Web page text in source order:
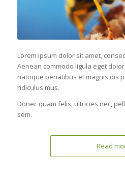
Lorem ipsum dolor sit amet,
Aenean commodo ligula eget
natoque penatibus et magnis dis
ridiculus mus.
Donec quam felis, ultricies nec,
sem.
Read